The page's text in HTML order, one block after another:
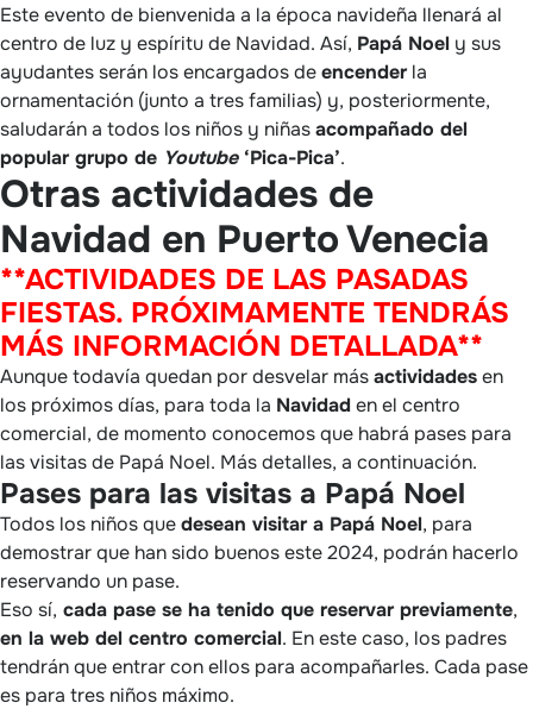
Este evento de bienvenida a la época navideña llenará al
centro de luz y espíritu de Navidad. Así, Papá Noel y sus
ayudantes serán los encargados deencenderla
ornamentación (junto a tres familias) y, posteriormente,
saludarán a todos los niños y niñasacompañado del
popular grupo de Youtube‘Pica-Pica’.
Otras actividades de
Navidad en Puerto Venecia
**ACTIVIDADES DE LAS PASADAS
FIESTAS. PRÓXIMAMENTE TENDRÁS
MÁS INFORMACIÓN DETALLADA**
Aunque todavía quedan por desvelar másactividadesen
los próximos días, para toda la Navidaden el centro
comercial, de momento conocemos que habrá pases para
las visitas de Papá Noel. Más detalles, a continuación.
Pases para las visitas a Papá Noel
Todos los niños quedesean visitar a Papá Noel, para
demostrar que han sido buenos este 2024, podrán hacerlo
reservando un pase.
Eso sí, cada pase se ha tenido que reservar previamente,
en la web del centro comercial. En este caso, los padres
tendrán que entrar con ellos para acompañarles. Cada pase
es para tres niños máximo.